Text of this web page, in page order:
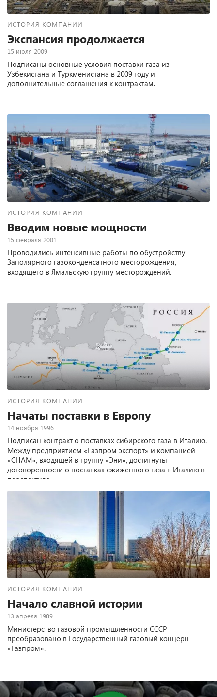
ИСТОРИЯ КОМПАНИИ
Экспансия продолжается
15 июля 2009
Подписаны основные условия поставки газа из
Узбекистана и Туркменистана в 2009 году и
дополнительные соглашения к контрактам.
ИСТОРИЯ КОМПАНИИ
Вводим новые мощности
15 февраля 2001
Проводились интенсивные работы по обустройству
Заполярного газоконденсатного месторождения,
входящего в Ямальскую группу месторождений.
ИСТОРИЯ КОМПАНИИ
Начаты поставки в Европу
14 ноября 1996
Подписан контракт о поставках сибирского газа в Италию.
Между предприятием «Газпром экспорт» и компанией
«СНАМ», входящей в группу «Эни», достигнуты
договоренности о поставках сжиженного газа в Италию в
перспективе.
ИСТОРИЯ КОМПАНИИ
Начало славной истории
13 апреля 1989
Министерство газовой промышленности СССР
преобразовано в Государственный газовый концерн
«Газпром».